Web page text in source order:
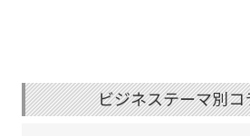
ビジネステーマ別コ